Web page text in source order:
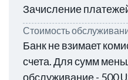
Зачисление
Стоимость
Банк не взимает
счета. Для сумм
обслуживание - 500